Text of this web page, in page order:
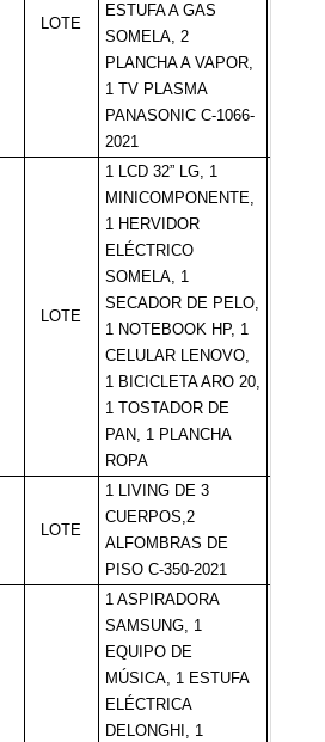
LOTE
ESTUFA A GAS
SOMELA, 2
PLANCHA A VAPOR,
1 TV PLASMA
PANASONIC C-1066-
2021
LOTE
1 LCD 32” LG, 1
MINICOMPONENTE,
1 HERVIDOR
ELÉCTRICO
SOMELA, 1
SECADOR DE PELO,
1 NOTEBOOK HP, 1
CELULAR LENOVO,
1 BICICLETA ARO 20,
1 TOSTADOR DE
PAN, 1 PLANCHA
ROPA
LOTE
1 LIVING DE 3
CUERPOS,2
ALFOMBRAS DE
PISO C-350-2021
1 ASPIRADORA
SAMSUNG, 1
EQUIPO DE
MÚSICA, 1 ESTUFA
ELÉCTRICA
DELONGHI, 1